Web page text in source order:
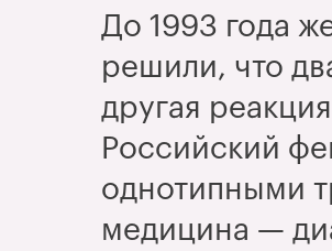
До 1993 года
решили, что
другая
Российский
однотипными
медицина —